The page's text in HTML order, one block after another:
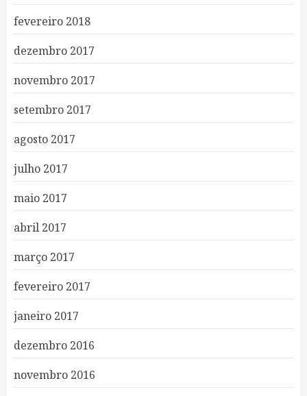
fevereiro 2018
dezembro 2017
novembro 2017
setembro 2017
agosto 2017
julho 2017
maio 2017
abril 2017
março 2017
fevereiro 2017
janeiro 2017
dezembro 2016
novembro 2016